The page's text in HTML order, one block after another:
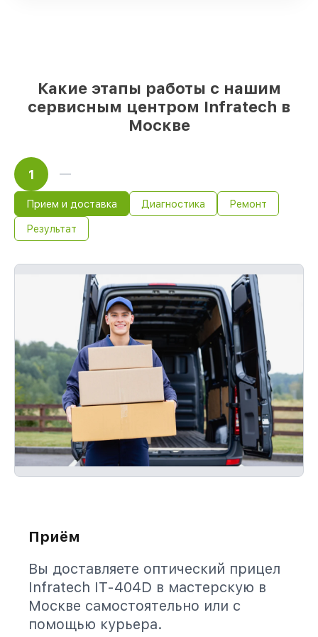
работ за 1–2 часа, если мастер
приступает к восстановлению сразу
Какие этапы работы с нашим
сервисным центром Infratech в
Москве
1
Прием и доставка Диагностика Ремонт
Результат
Приём
Вы доставляете оптический прицел
Infratech IT-404D в мастерскую в
Москве самостоятельно или с
помощью курьера.